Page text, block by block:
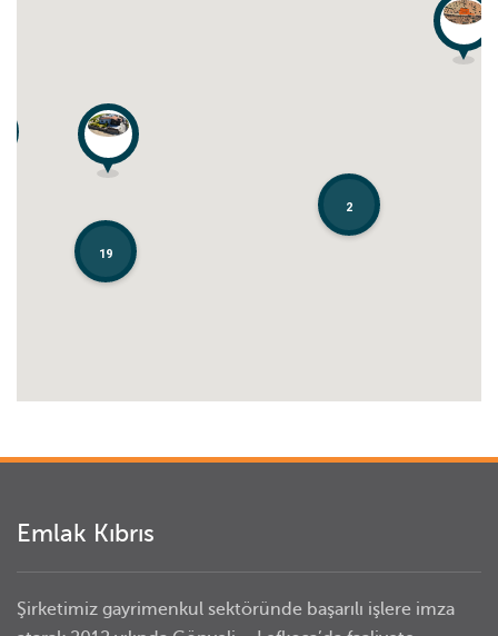
19
2
Emlak Kıbrıs
Şirketimiz gayrimenkul sektöründe başarılı işlere imza